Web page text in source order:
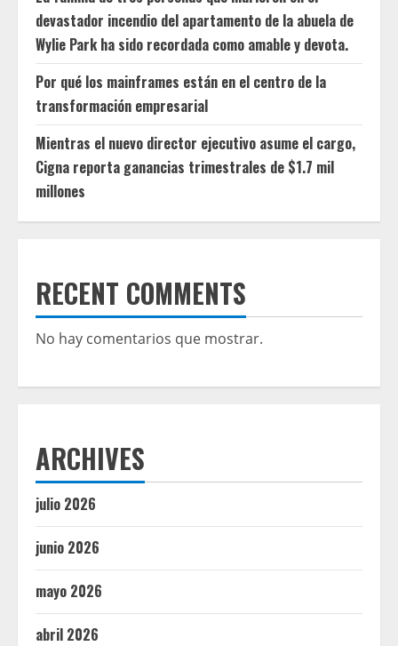
devastador incendio del apartamento de la abuela de
Wylie Park ha sido recordada como amable y devota.
Por qué los mainframes están en el centro de la
transformación empresarial
Mientras el nuevo director ejecutivo asume el cargo,
Cigna reporta ganancias trimestrales de $1.7 mil
millones
RECENT COMMENTS
No hay comentarios que mostrar.
ARCHIVES
julio 2026
junio 2026
mayo 2026
abril 2026